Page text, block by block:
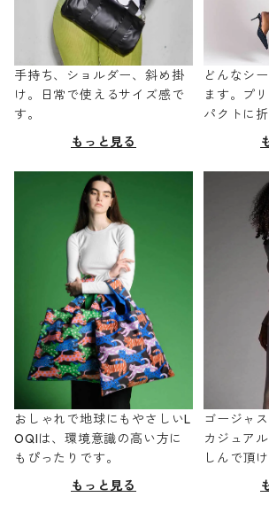
手持ち、ショルダー、斜め掛
け。日常で使えるサイズ感で
す。
もっと見る
どんなシ
ます。プ
パクトに
おしゃれで地球にもやさしいL
OQIは、環境意識の高い方に
もぴったりです。
もっと見る
ゴージャ
カジュア
しんで頂け